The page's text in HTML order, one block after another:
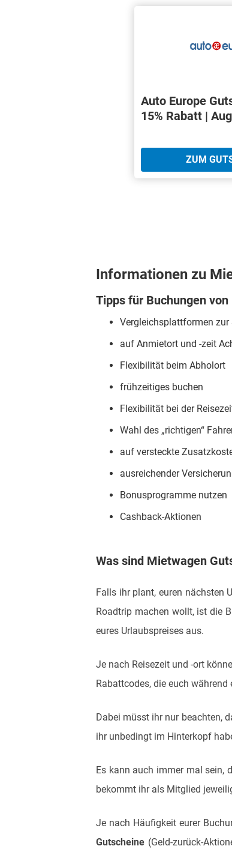
Auto Europe
15% Rabatt |
ZUM
Informationen zu
Tipps für Buchungen
Vergleichsplattformen zur
auf Anmietort und -zeit
Flexibilität beim Abholort
frühzeitiges buchen
Flexibilität bei der
Wahl des „richtigen“
auf versteckte
ausreichender
Bonusprogramme nutzen
Cashback-Aktionen
Was sind Mietwagen
Falls ihr plant, euren nächsten
Roadtrip machen wollt, ist die
eures Urlaubspreises aus.
Je nach Reisezeit und -ort
Rabattcodes, die euch
Dabei müsst ihr nur beachten,
ihr unbedingt im Hinterkopf
Es kann auch immer mal sein,
bekommt ihr als Mitglied
Je nach Häufigkeit eurer
Gutscheine (Geld-zurück-